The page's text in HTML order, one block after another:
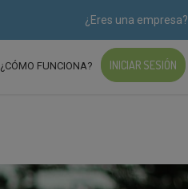
¿Eres una empresa?
¿CÓMO FUNCIONA? INICIAR SESIÓN